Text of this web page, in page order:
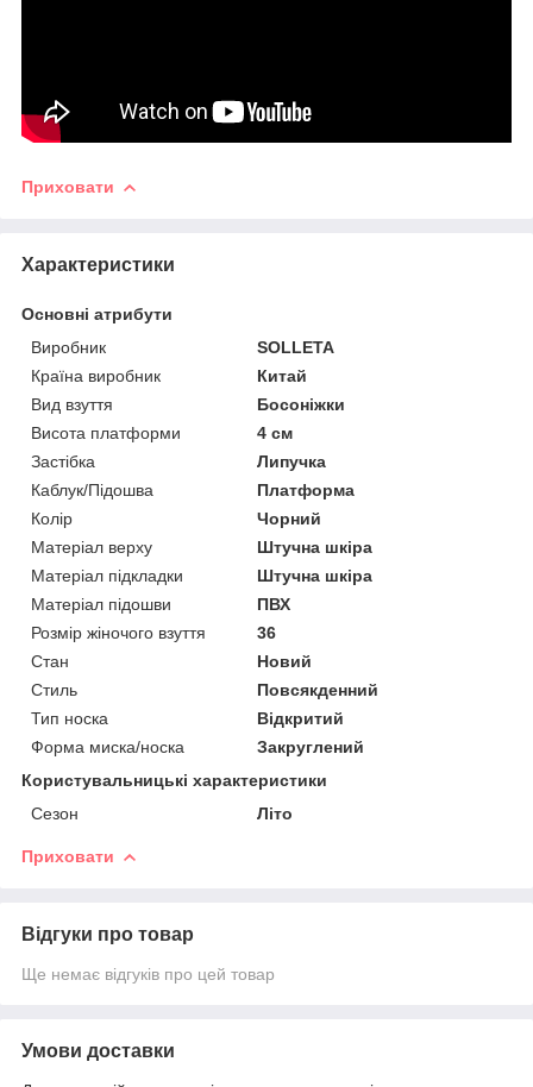
Приховати
Характеристики
Основні атрибути
Виробник
SOLLETA
Країна виробник
Китай
Вид взуття
Босоніжки
Висота платформи
4 см
Застібка
Липучка
Каблук/Підошва
Платформа
Колір
Чорний
Матеріал верху
Штучна шкіра
Матеріал підкладки
Штучна шкіра
Матеріал підошви
ПВХ
Розмір жіночого взуття
36
Стан
Новий
Стиль
Повсякденний
Тип носка
Відкритий
Форма миска/носка
Закруглений
Користувальницькі характеристики
Сезон
Літо
Приховати
Відгуки про товар
Ще немає відгуків про цей товар
Умови доставки